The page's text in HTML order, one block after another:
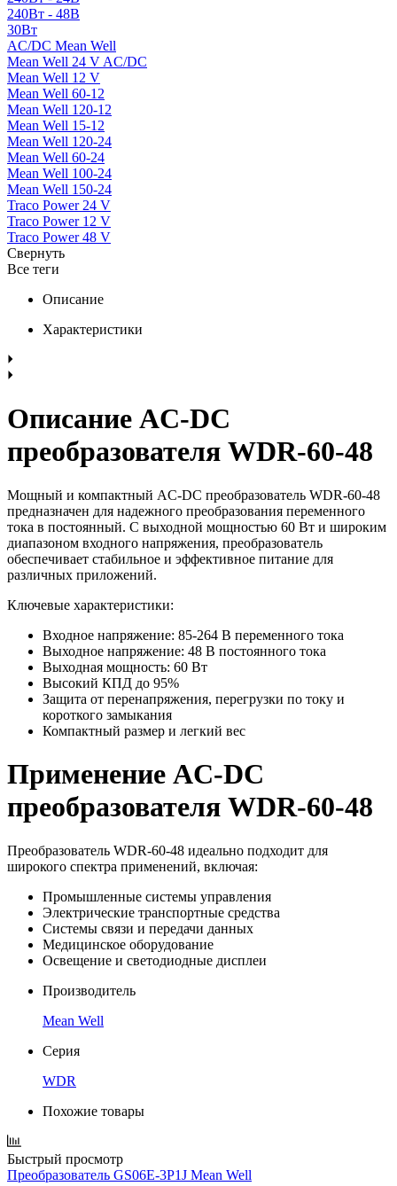
240Вт - 48В
30Вт
AC/DC Mean Well
Mean Well 24 V AC/DC
Mean Well 12 V
Mean Well 60-12
Mean Well 120-12
Mean Well 15-12
Mean Well 120-24
Mean Well 60-24
Mean Well 100-24
Mean Well 150-24
Traco Power 24 V
Traco Power 12 V
Traco Power 48 V
Свернуть
Все теги
Описание
Характеристики
Описание AC-DC
преобразователя WDR-60-48
Мощный и компактный AC-DC преобразователь WDR-60-48
предназначен для надежного преобразования переменного
тока в постоянный. С выходной мощностью 60 Вт и широким
диапазоном входного напряжения, преобразователь
обеспечивает стабильное и эффективное питание для
различных приложений.
Ключевые характеристики:
Входное напряжение: 85-264 В переменного тока
Выходное напряжение: 48 В постоянного тока
Выходная мощность: 60 Вт
Высокий КПД до 95%
Защита от перенапряжения, перегрузки по току и
короткого замыкания
Компактный размер и легкий вес
Применение AC-DC
преобразователя WDR-60-48
Преобразователь WDR-60-48 идеально подходит для
широкого спектра применений, включая:
Промышленные системы управления
Электрические транспортные средства
Системы связи и передачи данных
Медицинское оборудование
Освещение и светодиодные дисплеи
Производитель
Mean Well
Серия
WDR
Похожие товары
Быстрый просмотр
Преобразователь GS06E-3P1J Mean Well